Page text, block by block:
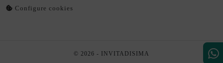
Configure cookies
© 2026 - INVITADISIMA